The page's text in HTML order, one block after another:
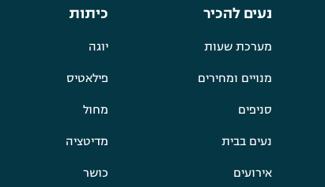
נעים להכיר
מערכת שעות
מנויים ומחירים
סניפים
נעים בבית
אירועים
כיתות
יוגה
פילאטיס
מחול
מדיטציה
כושר